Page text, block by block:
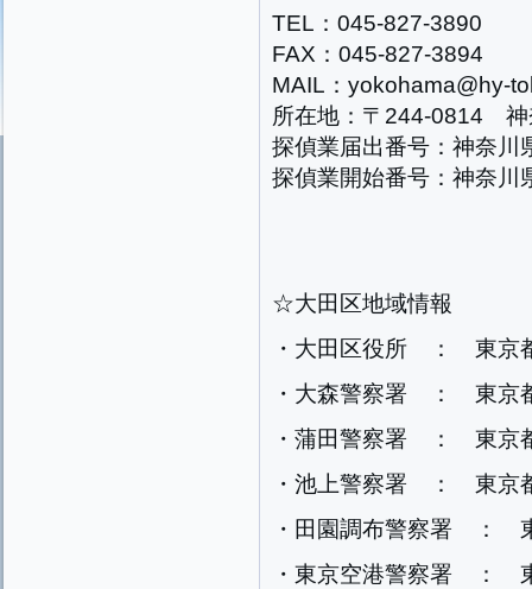
TEL：045-827-3890
FAX：045-827-3894
MAIL：yokohama@hy-
所在地：〒244-0814 神
探偵業届出番号：神奈
探偵業開始番号：神奈
☆大田区地域情報
・大田区役所 ： 東京
・大森警察署 ： 東京
・蒲田警察署 ： 東京
・池上警察署 ： 東京
・田園調布警察署 ：
・東京空港警察署 ：